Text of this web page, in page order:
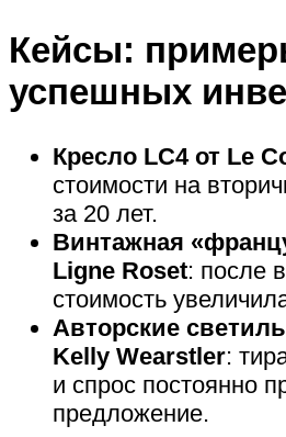
Кейсы:
успешных
Кресло LC4 от Le
стоимости на
за 20 лет.
Винтажная
Ligne Roset: после
стоимость
Авторские
Kelly Wearstler:
и спрос постоянно
предложение.